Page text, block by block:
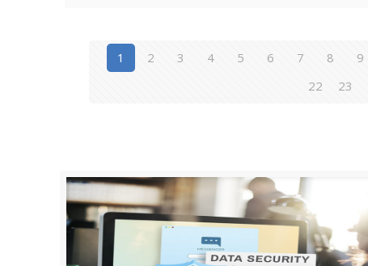
1 2 3 4 5 6 7 8 9
22
23